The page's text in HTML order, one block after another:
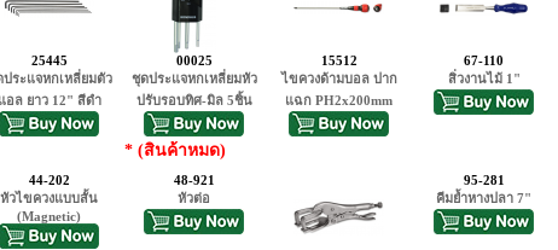
25445
ประแจหกเหลี่ยมตัว
แอล ยาว 12" สีดำ
00025
ชุดประแจหกเหลี่ยมหัว
ปรับรอบทิศ-มิล 5ชิ้น
* (สินค้าหมด)
15512
ไขควงด้ามบอล ปาก
แฉก PH2x200mm
67-110
สิ่วงานไม้ 1"
44-202
หัวไขควงแบบสั้น
(Magnetic)
48-921
หัวต่อ
95-281
คีมย้ำหางปลา 7"